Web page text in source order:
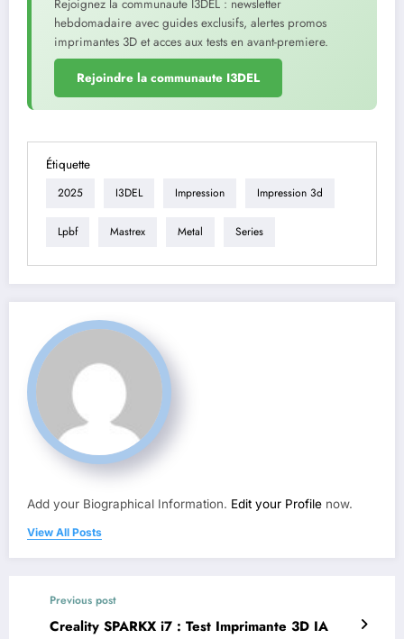
Rejoignez la communaute I3DEL : newsletter
hebdomadaire avec guides exclusifs, alertes promos
imprimantes 3D et acces aux tests en avant-premiere.
Rejoindre la communaute I3DEL
Étiquette
2025 I3DEL Impression Impression 3d
Lpbf Mastrex Metal Series
Add your Biographical Information. Edit your Profile now.
View All Posts
Previous post
Creality SPARKX i7 : Test Imprimante 3D IA